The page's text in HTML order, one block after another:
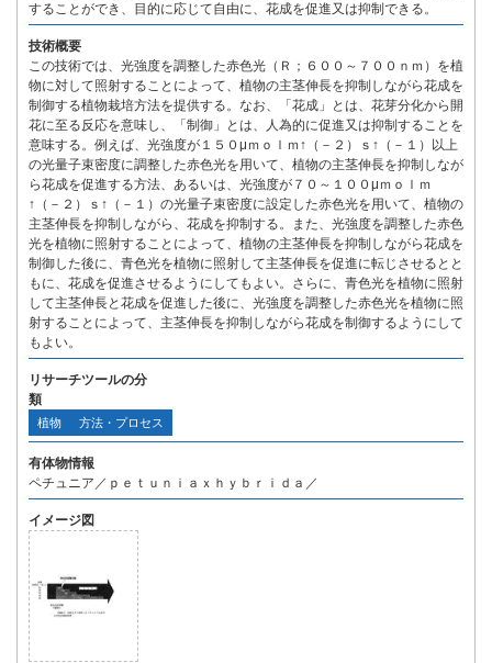
することができ、目的に応じて自由に、花成を促進又は抑制できる。
技術概要
この技術では、光強度を調整した赤色光（Ｒ；６００～７００ｎｍ）を植
物に対して照射することによって、植物の主茎伸長を抑制しながら花成を
制御する植物栽培方法を提供する。なお、「花成」とは、花芽分化から開
花に至る反応を意味し、「制御」とは、人為的に促進又は抑制することを
意味する。例えば、光強度が１５０μｍｏｌｍ↑（－２）ｓ↑（－１）以上
の光量子束密度に調整した赤色光を用いて、植物の主茎伸長を抑制しなが
ら花成を促進する方法、あるいは、光強度が７０～１００μｍｏｌｍ
↑（－２）ｓ↑（－１）の光量子束密度に設定した赤色光を用いて、植物の
主茎伸長を抑制しながら、花成を抑制する。また、光強度を調整した赤色
光を植物に照射することによって、植物の主茎伸長を抑制しながら花成を
制御した後に、青色光を植物に照射して主茎伸長を促進に転じさせるとと
もに、花成を促進させるようにしてもよい。さらに、青色光を植物に照射
して主茎伸長と花成を促進した後に、光強度を調整した赤色光を植物に照
射することによって、主茎伸長を抑制しながら花成を制御するようにして
もよい。
リサーチツールの分
類
植物 方法・プロセス
有体物情報
ペチュニア／ｐｅｔｕｎｉａｘｈｙｂｒｉｄａ／
イメージ図